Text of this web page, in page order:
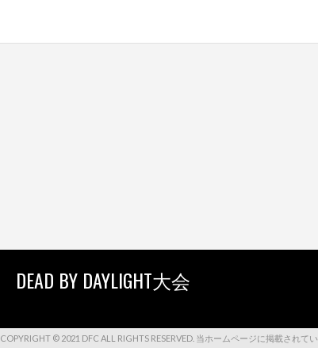
DEAD BY DAYLIGHT大会
COPYRIGHT © 2021 DFC ALL RIGHTS RESERVED. 当ホームページに掲載され